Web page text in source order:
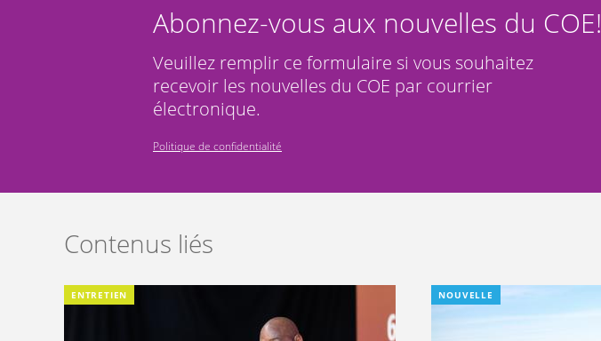
Abonnez-vous aux nouvelles du COE!
Veuillez remplir ce formulaire si vous souhaitez
recevoir les nouvelles du COE par courrier
électronique.
Politique de confidentialité
Contenus liés
ENTRETIEN NOUVELLE